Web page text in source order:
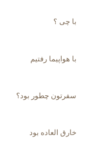
با چی ؟
با هواپیما رفتیم
سفرتون چطور بود؟
خارق العاده بود